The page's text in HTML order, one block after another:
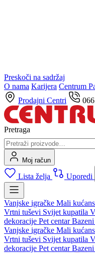
Preskoči na sadržaj
O nama Karijera Centrum
Prodajni Centri
Pretraga
Moj račun
Lista želja Uporedi
Vanjske igračke Mali
Vrtni tuševi Svijet kupatila
dekoracije Pet centar
Vanjske igračke Mali
Vrtni tuševi Svijet kupatila
dekoracije Pet centar